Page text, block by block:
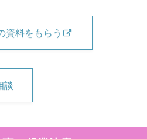
資料をもらう
談